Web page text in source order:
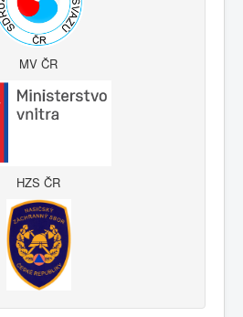
MV ČR
HZS ČR